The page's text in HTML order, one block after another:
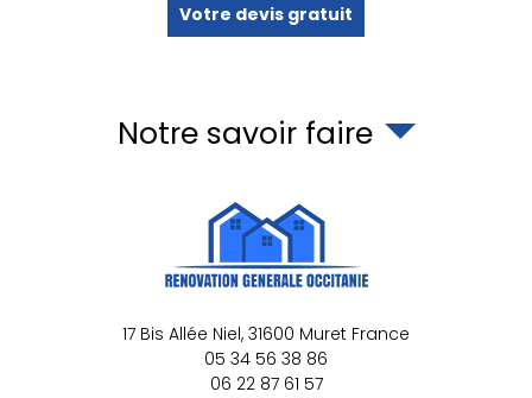
Votre devis gratuit
Notre savoir faire
17 Bis Allée Niel, 31600 Muret France
05 34 56 38 86
06 22 87 61 57